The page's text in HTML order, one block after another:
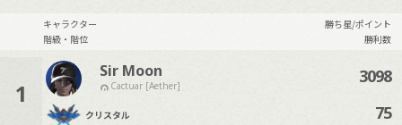
キャラクター
勝ち星/ポイント
階級・階位
勝利数
1
Sir Moon
Cactuar [Aether]
クリスタル
3098
75